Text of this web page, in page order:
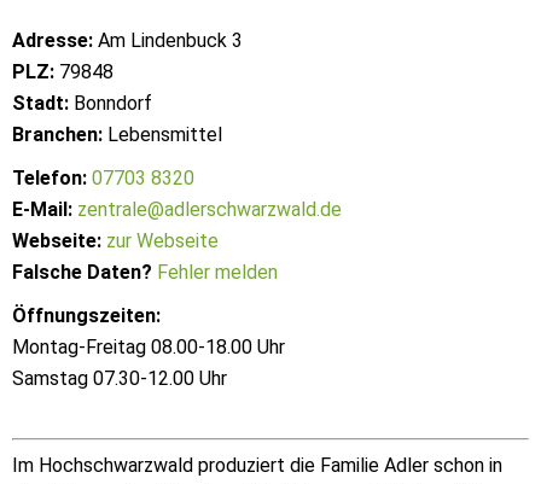
Adresse: Am Lindenbuck 3
PLZ: 79848
Stadt: Bonndorf
Branchen: Lebensmittel
Telefon: 07703 8320
E-Mail: zentrale@adlerschwarzwald.de
Webseite: zur Webseite
Falsche Daten? Fehler melden
Öffnungszeiten:
Montag-Freitag 08.00-18.00 Uhr
Samstag 07.30-12.00 Uhr
Im Hochschwarzwald produziert die Familie Adler schon in